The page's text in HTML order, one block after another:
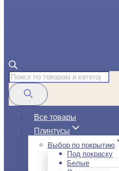
Поиск
товаров
Все товары
Плинтусы
Выбор по покрытию
Под покраску
Белые